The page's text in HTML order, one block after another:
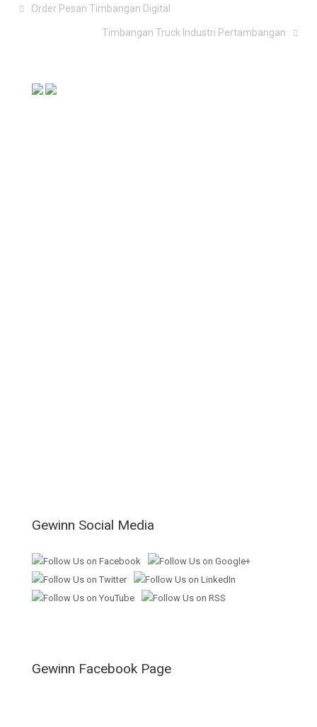
Order Pesan Timbangan Digital
Timbangan Truck Industri Pertambangan
Gewinn Social Media
Gewinn Facebook Page